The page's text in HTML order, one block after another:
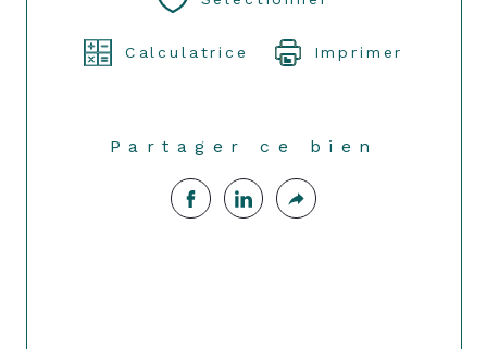
Calculatrice Imprimer
Partager ce bien